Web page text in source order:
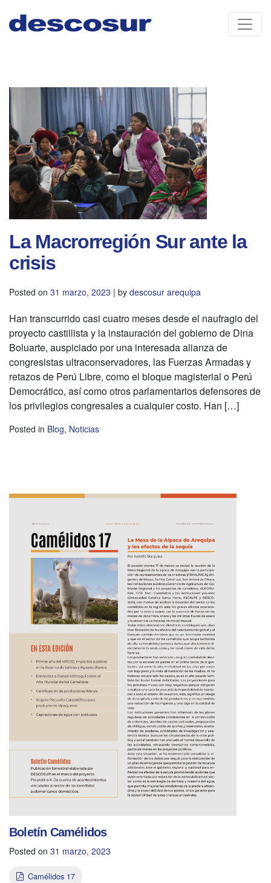
content
La Macrorregión Sur ante la
crisis
Posted on 31 marzo, 2023 | by descosur arequipa
Han transcurrido casi cuatro meses desde el naufragio del
proyecto castillista y la instauración del gobierno de Dina
Boluarte, auspiciado por una interesada alianza de
congresistas ultraconservadores, las Fuerzas Armadas y
retazos de Perú Libre, como el bloque magisterial o Perú
Democrático, así como otros parlamentarios defensores de
los privilegios congresales a cualquier costo. Han […]
Posted in Blog, Noticias
Boletín Camélidos
Posted on 31 marzo, 2023
Camélidos 17